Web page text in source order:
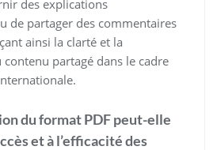
des explications
de partager des commentaires
ainsi la clarté et la
partagé dans le cadre
du format PDF peut-elle
et à l’efficacité des